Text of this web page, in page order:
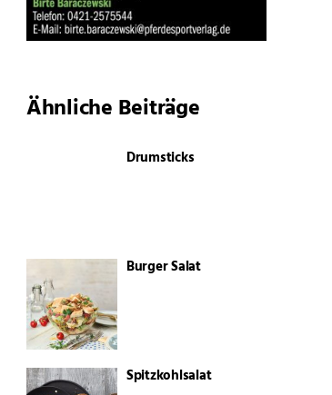
Ähnliche Beiträge
Drumsticks
Burger Salat
Spitzkohlsalat